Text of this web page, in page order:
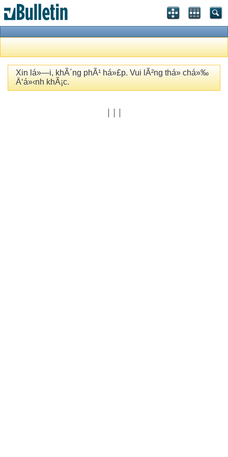
Xin lá»—i, khÃ´ng phÃ¹ há»£p. Vui lÃ²ng thá»­ chá»‰
Ä‘á»‹nh khÃ¡c.